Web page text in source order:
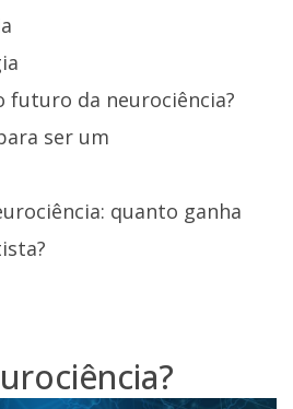
futuro da neurociência?
ser um
quanto ganha